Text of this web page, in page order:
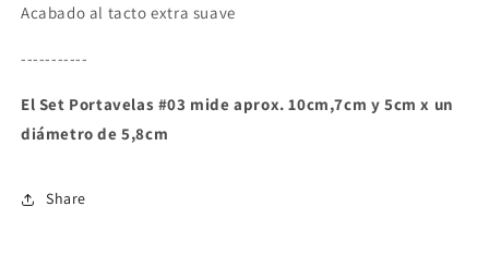
Acabado al tacto extra suave
-----------
El Set Portavelas #03 mide aprox. 10cm,7cm y 5cm x un
diámetro de 5,8cm
Share